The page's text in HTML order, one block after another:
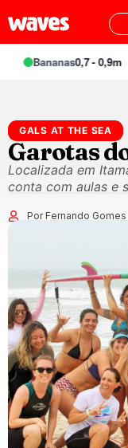
Bananas0,7 - 0,9m
GALS AT THE SEA
Garotas
Localizada em
conta com aulas e
Por Fernando Gomes